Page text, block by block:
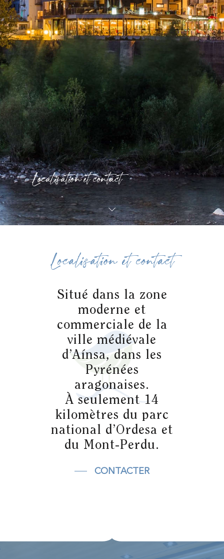
Localisation et contact
Localisation et contact
Situé dans la zone
moderne et
commerciale de la
ville médiévale
d’Aínsa, dans les
Pyrénées
aragonaises.
À seulement 14
kilomètres du parc
national d’Ordesa et
du Mont-Perdu.
CONTACTER